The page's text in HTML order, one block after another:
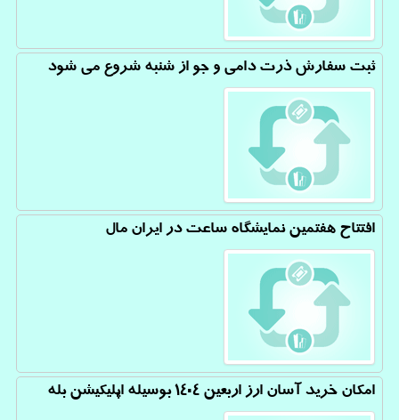
ثبت سفارش ذرت دامی و جو از شنبه شروع می شود
افتتاح هفتمین نمایشگاه ساعت در ایران مال
امکان خرید آسان ارز اربعین ۱۴۰۴ بوسیله اپلیکیشن بله